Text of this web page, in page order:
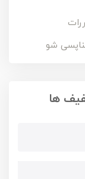
شو
ها